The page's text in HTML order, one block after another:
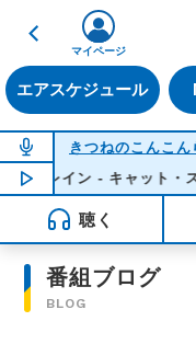
戻る
エアスケジュール
マイページ
NOW ON AIR
きつねのこんこん
NOW PLAYING
イン - キャット・スティ
聴く
番組ブログ
BLOG